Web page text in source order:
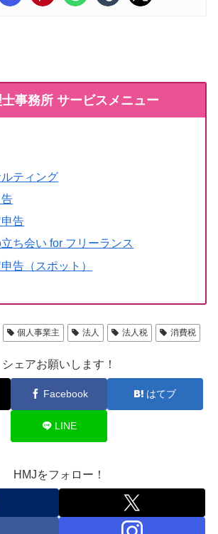
事務所 サービスメニュー
ティング
告
ち会い for フリーランス
告（スポット）
個人事業主 法人 法人税 消費税
シェアお願いします！
Facebook はてブ
LINE
HMJをフォロー！